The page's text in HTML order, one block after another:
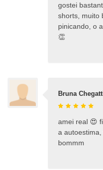
gostei
shorts, muito
pinicando, o
👏
Bruna
amei real 😍
a
bommm